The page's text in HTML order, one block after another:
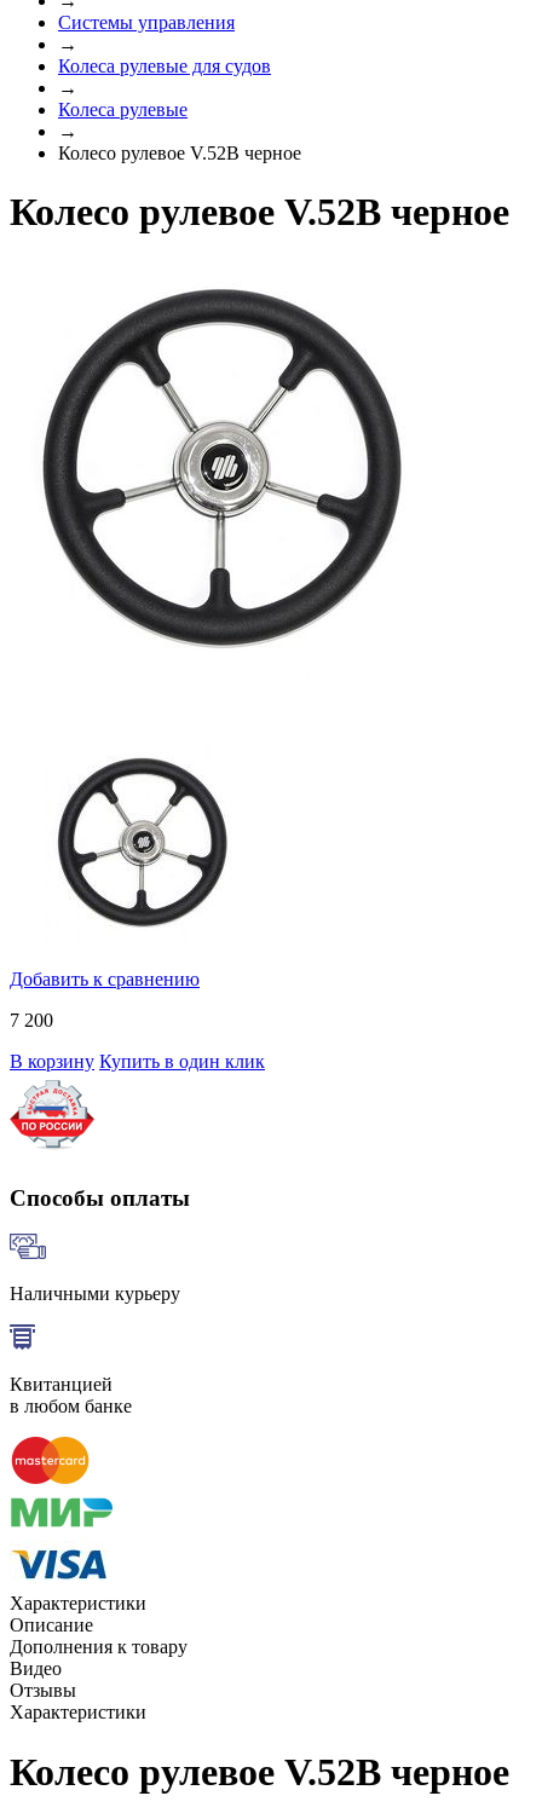
Системы управления
→
Колеса рулевые для судов
→
Колеса рулевые
→
Колесо рулевое V.52B черное
Колесо рулевое V.52B черное
Добавить к сравнению
7 200
В корзину Купить в один клик
Способы оплаты
Наличными курьеру
Квитанцией
в любом банке
Характеристики
Описание
Дополнения к товару
Видео
Отзывы
Характеристики
Колесо рулевое V.52B черное